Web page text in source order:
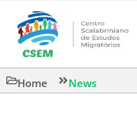
Home News